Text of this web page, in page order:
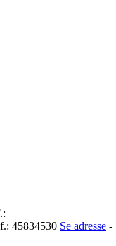
45834530 Se adresse -